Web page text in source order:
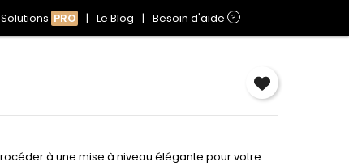
Solutions PRO Le Blog Besoin d'aide ?
à une mise à niveau élégante pour votre